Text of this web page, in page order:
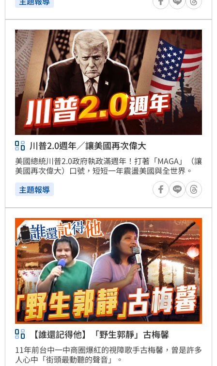
川普2.0週年／讓美國再次偉大
美國總統川普2.0政府執政滿週年！打著「MAGA」（讓
美國再次偉大）口號，短短一年震盪美國與全世界。
主題報導
【誰還記得他】「野生郭靜」古梅馨
11年前台中一中商圈爆紅的視障歌手古梅馨，曾是許多
人心中「街頭最動聽的聲音」。